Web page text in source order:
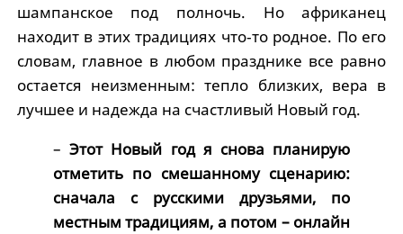
шампанское под полночь. Но африканец
находит в этих традициях что‑то родное. По его
словам, главное в любом празднике все равно
остается неизменным: тепло близких, вера в
лучшее и надежда на счастливый Новый год.
– Этот Новый год я снова планирую
отметить по смешанному сценарию:
сначала с русскими друзьями, по
местным традициям, а потом – онлайн